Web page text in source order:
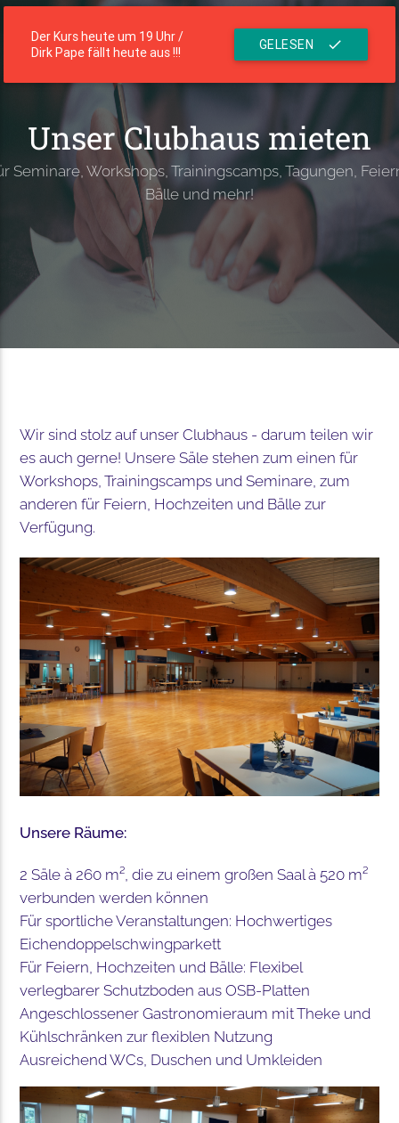
Der Kurs heute um 19 Uhr /
Dirk Pape fällt heute aus !!!
GELESEN check
Die Residenz
menu
Unser Clubhaus mieten
Seminare, Workshops, Trainingscamps, Tagungen,
Bälle und mehr!
Wir sind stolz auf unser Clubhaus - darum teilen wir
es auch gerne! Unsere Säle stehen zum einen für
Workshops, Trainingscamps und Seminare, zum
anderen für Feiern, Hochzeiten und Bälle zur
Verfügung.
Unsere Räume:
2 Säle à 260 m², die zu einem großen Saal à 520 m²
verbunden werden können
Für sportliche Veranstaltungen: Hochwertiges
Eichendoppelschwingparkett
Für Feiern, Hochzeiten und Bälle: Flexibel
verlegbarer Schutzboden aus OSB-Platten
Angeschlossener Gastronomieraum mit Theke und
Kühlschränken zur flexiblen Nutzung
Ausreichend WCs, Duschen und Umkleiden